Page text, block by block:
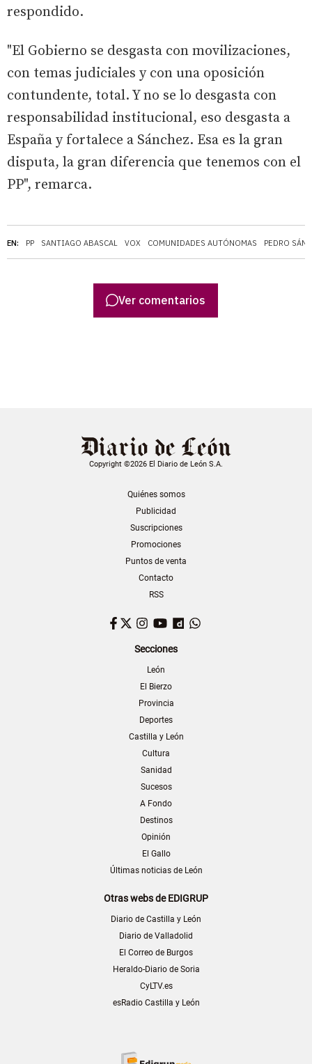
EN: PP SANTIAGO ABASCAL VOX COMUNIDADES AUTÓNOMAS PEDRO
respondido.
"El Gobierno se desgasta con movilizaciones,
con temas judiciales y con una oposición
contundente, total. Y no se lo desgasta con
responsabilidad institucional, eso desgasta a
España y fortalece a Sánchez. Esa es la gran
disputa, la gran diferencia que tenemos con el
PP", remarca.
Ver comentarios
Copyright ©2026 El Diario de León S.A.
Quiénes somos
Publicidad
Suscripciones
Promociones
Puntos de venta
Contacto
RSS
Facebook
TwitterInstagram
YouTubeDailymotion
Secciones
León
El Bierzo
Provincia
Deportes
Castilla y León
Cultura
Sanidad
Sucesos
A Fondo
Destinos
Opinión
El Gallo
Últimas noticias de León
Otras webs de EDIGRUP
Diario de Castilla y León
Diario de Valladolid
El Correo de Burgos
Heraldo-Diario de Soria
CyLTV.es
esRadio Castilla y León